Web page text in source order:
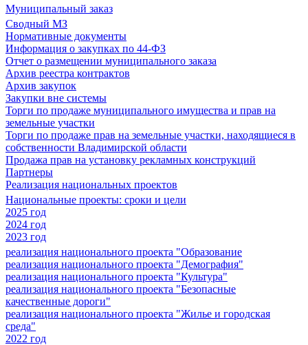
Муниципальный заказ
Сводный МЗ
Нормативные документы
Информация о закупках по 44-ФЗ
Отчет о размещении муниципального заказа
Архив реестра контрактов
Архив закупок
Закупки вне системы
Торги по продаже муниципального имущества и прав на
земельные участки
Торги по продаже прав на земельные участки, находящиеся в
собственности Владимирской области
Продажа прав на установку рекламных конструкций
Партнеры
Реализация национальных проектов
Национальные проекты: сроки и цели
2025 год
2024 год
2023 год
реализация национального проекта "Образование
реализация национального проекта "Демография"
реализация национального проекта "Культура"
реализация национального проекта "Безопасные
качественные дороги"
реализация национального проекта "Жилье и городская
среда"
2022 год